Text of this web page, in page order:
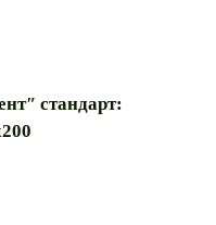
стандарт: